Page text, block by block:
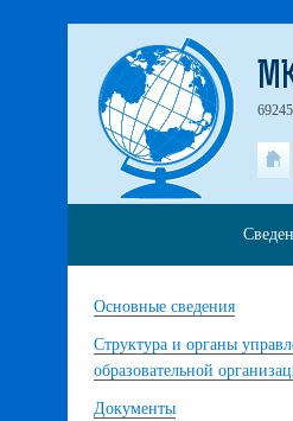
Основные сведения
Структура и органы
образовательной
Документы